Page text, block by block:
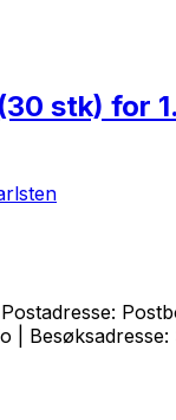
stk) for
| Postadresse:
|